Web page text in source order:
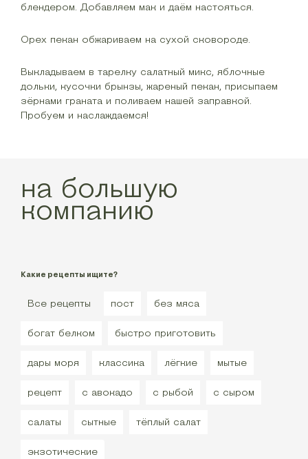
блендером. Добавляем мак и даём настояться.
Орех пекан обжариваем на сухой сковороде.
Выкладываем в тарелку салатный микс, яблочные
дольки, кусочки брынзы, жареный пекан, присыпаем
зёрнами граната и поливаем нашей заправкой.
Пробуем и наслаждаемся!
на большую
компанию
Какие рецепты ищите?
Все рецепты пост без мяса
богат белком быстро приготовить
дары моря классика лёгкие мытые
рецепт с авокадо с рыбой с сыром
салаты сытные тёплый салат
экзотические